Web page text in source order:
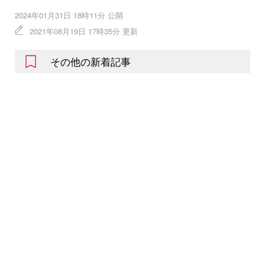
2024年01月31日 18時11分 公開
2021年08月19日 17時35分 更新
その他の新着記事